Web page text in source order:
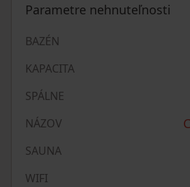
Parametre nehnuteľnosti
BAZÉN
KAPACITA
SPÁLNE
NÁZOV
SAUNA
WIFI